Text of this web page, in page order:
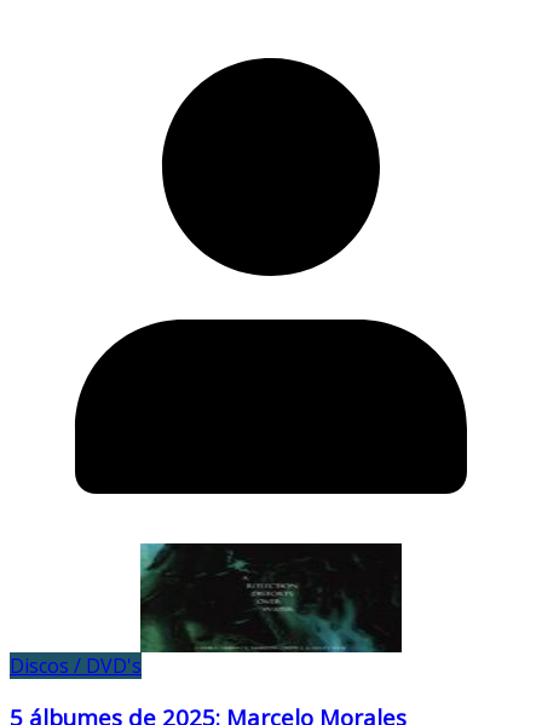
Discos / DVD's
5 álbumes de 2025: Marcelo Morales